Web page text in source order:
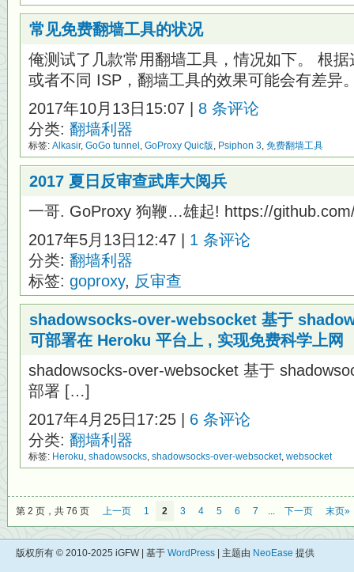
常见免费翻墙工具的状况
俺测试了几款常用翻墙工具，情况如下。 根
或者不同 ISP，翻墙工具的效果可能会有差异
2017年10月13日15:07 | 8 条评论
分类: 翻墙利器
标签: Alkasir, GoGo tunnel , GoProxy Quic版, Psiphon 3, 免费翻墙工具
2017 夏日反审查武库大阅兵
一哥. GoProxy 狗鞭…雄起! https://
2017年5月13日12:47 | 1 条评论
分类: 翻墙利器
标签: goproxy, 反审查
shadowsocks-over-websocket 基于
可部署在 Heroku 平台上 , 实现免费科学上网
shadowsocks-over-websocket 基于
部署 […]
2017年4月25日17:25 | 6 条评论
分类: 翻墙利器
标签: Heroku, shadowsocks, shadowsocks-over-websocket, websocket
第 2 页，共 76 页 上一页 1 2 3 4 5 6 7 ... 下一页 末页»
版权所有 © 2010-2025 iGFW | 基于 WordPress | 主题由 NeoEase 提供